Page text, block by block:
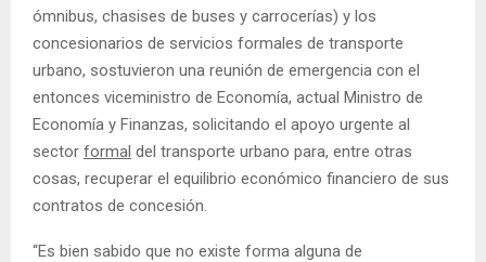
ómnibus, chasises de buses y carrocerías) y los
concesionarios de servicios formales de transporte
urbano, sostuvieron una reunión de emergencia con el
entonces viceministro de Economía, actual Ministro de
Economía y Finanzas, solicitando el apoyo urgente al
sector formal del transporte urbano para, entre otras
cosas, recuperar el equilibrio económico financiero de sus
contratos de concesión.
“Es bien sabido que no existe forma alguna de